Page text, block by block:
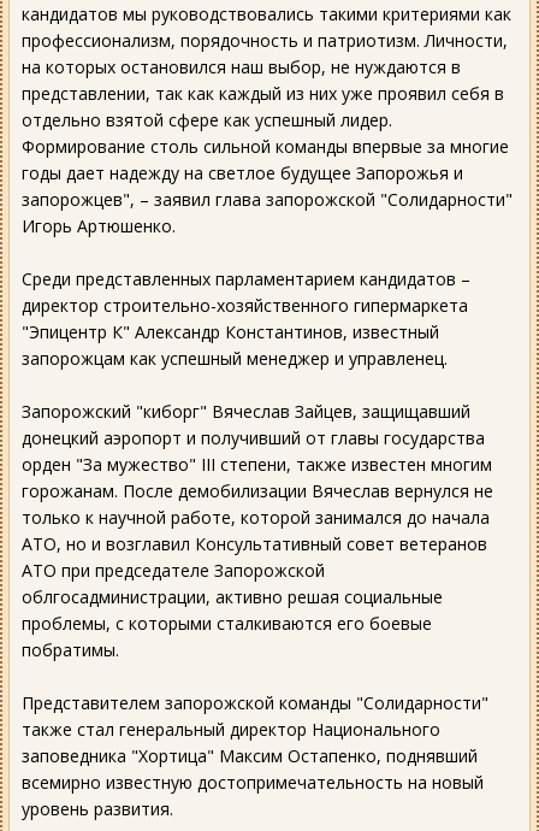
кандидатов мы руководствовались такими критериями как
профессионализм, порядочность и патриотизм. Личности,
на которых остановился наш выбор, не нуждаются в
представлении, так как каждый из них уже проявил себя в
отдельно взятой сфере как успешный лидер.
Формирование столь сильной команды впервые за многие
годы дает надежду на светлое будущее Запорожья и
запорожцев", – заявил глава запорожской "Солидарности"
Игорь Артюшенко.
Среди представленных парламентарием кандидатов –
директор строительно-хозяйственного гипермаркета
"Эпицентр К" Александр Константинов, известный
запорожцам как успешный менеджер и управленец.
Запорожский "киборг" Вячеслав Зайцев, защищавший
донецкий аэропорт и получивший от главы государства
орден "За мужество" ІІІ степени, также известен многим
горожанам. После демобилизации Вячеслав вернулся не
только к научной работе, которой занимался до начала
АТО, но и возглавил Консультативный совет ветеранов
АТО при председателе Запорожской
облгосадминистрации, активно решая социальные
проблемы, с которыми сталкиваются его боевые
побратимы.
Представителем запорожской команды "Солидарности"
также стал генеральный директор Национального
заповедника "Хортица" Максим Остапенко, поднявший
всемирно известную достопримечательность на новый
уровень развития.